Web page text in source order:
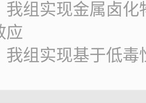
我组实现金属卤化
应
我组实现基于低毒